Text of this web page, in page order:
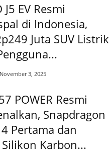
J5 EV Resmi
di Indonesia,
Juta SUV Listrik
November 3, 2025
POWER Resmi
Snapdragon
Pertama dan
Karbon...